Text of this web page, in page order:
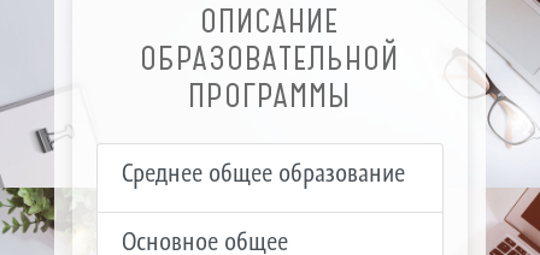
ОПИСАНИЕ
ОБРАЗОВАТЕЛЬНОЙ
ПРОГРАММЫ
Среднее общее образование
Основное общее